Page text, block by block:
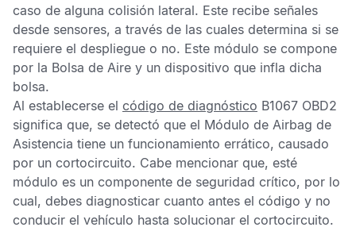
caso de alguna colisión lateral. Este recibe señales
desde sensores, a través de las cuales determina si se
requiere el despliegue o no. Este módulo se compone
por la Bolsa de Aire y un dispositivo que infla dicha
bolsa.
Al establecerse el código de diagnóstico B1067 OBD2
significa que, se detectó que el Módulo de Airbag de
Asistencia tiene un funcionamiento errático, causado
por un cortocircuito. Cabe mencionar que, esté
módulo es un componente de seguridad crítico, por lo
cual, debes diagnosticar cuanto antes el código y no
conducir el vehículo hasta solucionar el cortocircuito.